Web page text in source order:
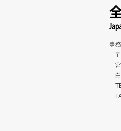
事
〒
宮
白